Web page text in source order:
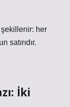
her
satırıdır.
İki